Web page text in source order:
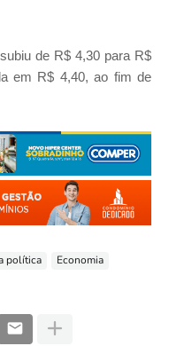
de R$ 4,30 para R$
em R$ 4,40, ao fim de
política
Economia